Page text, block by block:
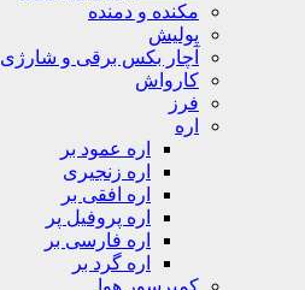
مکنده و دمنده
پولیش
آچار بکس برقی و شارژی
کارواش
فرز
اره
اره عمود بر
اره زنجیری
اره افقی بر
اره پروفیل پر
اره فارسی بر
اره گرد بر
کمپرسور هوا